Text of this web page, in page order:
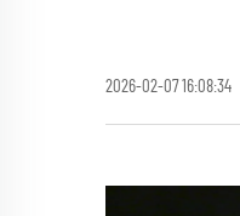
2026-02-07 16:08:34